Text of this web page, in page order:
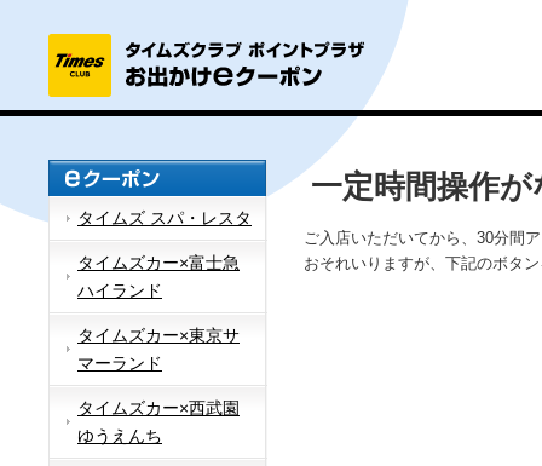
タイムズ スパ・レスタ
タイムズカー×富士急
ハイランド
タイムズカー×東京サ
マーランド
タイムズカー×西武園
ゆうえんち
一定時間操作
ご入店いただいてから、30分間
おそれいりますが、下記のボタ